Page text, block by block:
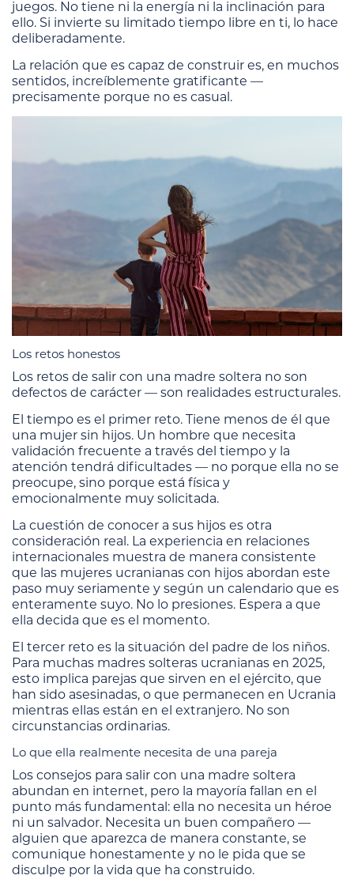
juegos. No tiene ni la energía ni la inclinación para
ello. Si invierte su limitado tiempo libre en ti, lo hace
deliberadamente.
La relación que es capaz de construir es, en muchos
sentidos, increíblemente gratificante —
precisamente porque no es casual.
Los retos honestos
Los retos de salir con una madre soltera no son
defectos de carácter — son realidades estructurales.
El tiempo es el primer reto. Tiene menos de él que
una mujer sin hijos. Un hombre que necesita
validación frecuente a través del tiempo y la
atención tendrá dificultades — no porque ella no se
preocupe, sino porque está física y
emocionalmente muy solicitada.
La cuestión de conocer a sus hijos es otra
consideración real. La experiencia en relaciones
internacionales muestra de manera consistente
que las mujeres ucranianas con hijos abordan este
paso muy seriamente y según un calendario que es
enteramente suyo. No lo presiones. Espera a que
ella decida que es el momento.
El tercer reto es la situación del padre de los niños.
Para muchas madres solteras ucranianas en 2025,
esto implica parejas que sirven en el ejército, que
han sido asesinadas, o que permanecen en Ucrania
mientras ellas están en el extranjero. No son
circunstancias ordinarias.
Lo que ella realmente necesita de una pareja
Los consejos para salir con una madre soltera
abundan en internet, pero la mayoría fallan en el
punto más fundamental: ella no necesita un héroe
ni un salvador. Necesita un buen compañero —
alguien que aparezca de manera constante, se
comunique honestamente y no le pida que se
disculpe por la vida que ha construido.